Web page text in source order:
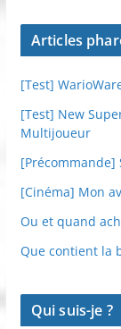
Articles
[Test]
[Test] New
Multijoueur
[Précommande]
[Cinéma] Mon
Ou et quand
Que contient la
Qui suis-je ?